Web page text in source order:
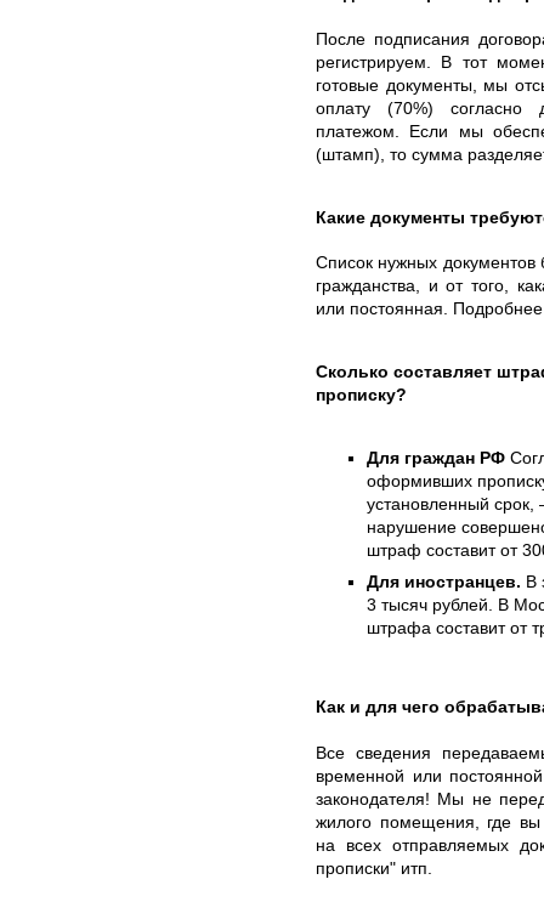
После подписания
регистрируем. В тот
готовые документы, мы
оплату (70%) согласно
платежом. Если мы
(штамп), то сумма
Какие документы
Список нужных документов
гражданства, и от того,
или постоянная.
Сколько составляет
прописку?
Для граждан РФ
оформивших
установленный срок,
нарушение
штраф составит от
Для иностранцев. В
3 тысяч рублей. В
штрафа составит от
Как и для чего
Все сведения
временной или
законодателя! Мы не
жилого помещения, где вы
на всех отправляемых
прописки" итп.